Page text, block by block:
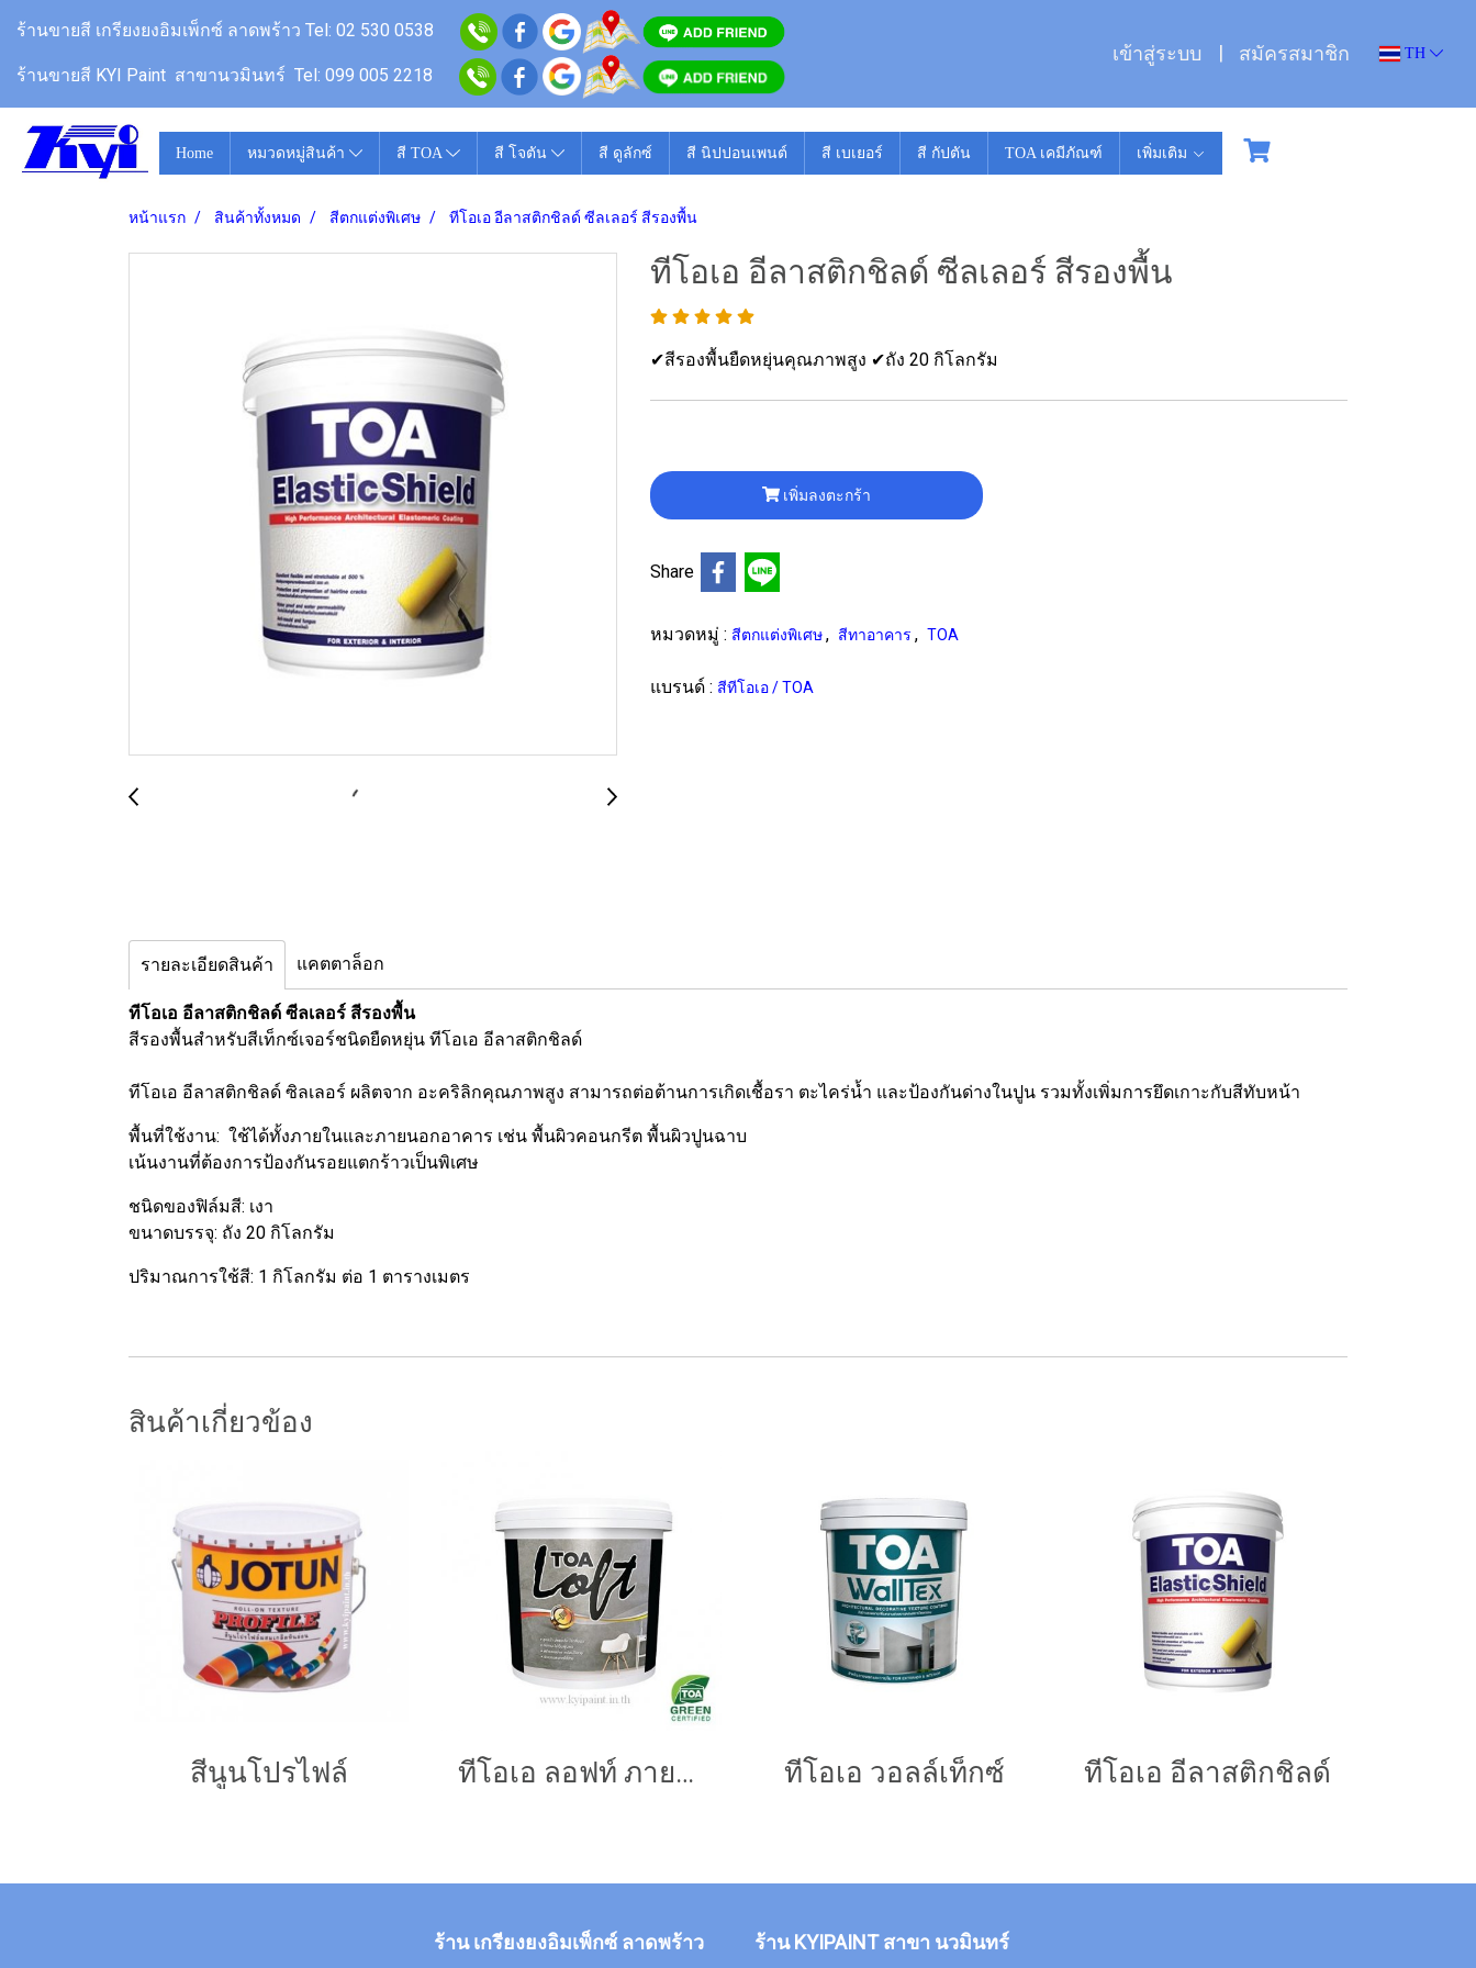
ร้านขายสี เกรียงยงอิมเพ็กซ์ ลาดพร้าว Tel: 02 530 0538
ร้านขายสี KYI Paint สาขานวมินทร์ Tel: 099 005 2218
เข้าสู่ระบบ สมัครสมาชิก TH
Home หมวดหมู่สินค้า สี TOA สี โจตัน สี ดูลักซ์ สี นิปปอนเพนต์ สี เบเยอร์ สี กัปตัน TOA เคมีภัณฑ์ เพิ่มเติม
หน้าแรก สินค้าทั้งหมด สีตกแต่งพิเศษ ทีโอเอ อีลาสติกชิลด์ ซีลเลอร์ สีรองพื้น
ทีโอเอ อีลาสติกชิลด์ ซีลเลอร์ สีรองพื้น
✔สีรองพื้นยืดหยุ่นคุณภาพสูง ✔ถัง 20 กิโลกรัม
เพิ่มลงตะกร้า
Share
หมวดหมู่ : สีตกแต่งพิเศษ, สีทาอาคาร , TOA
แบรนด์ : สีทีโอเอ / TOA
รายละเอียดสินค้า แคตตาล็อก
ทีโอเอ อีลาสติกชิลด์ ซีลเลอร์ สีรองพื้น
สีรองพื้นสำหรับสีเท็กซ์เจอร์ชนิดยืดหยุ่น ทีโอเอ อีลาสติกชิลด์
ทีโอเอ อีลาสติกชิลด์ ซิลเลอร์ ผลิตจาก อะคริลิกคุณภาพสูง สามารถต่อต้านการเกิดเชื้อรา ตะไคร่น้ำ และป้องกันด่างในปูน รวมทั้งเพิ่มการยึดเกาะกับสีทับหน้า
พื้นที่ใช้งาน: ใช้ได้ทั้งภายในและภายนอกอาคาร เช่น พื้นผิวคอนกรีต พื้นผิวปูนฉาบ
เน้นงานที่ต้องการป้องกันรอยแตกร้าวเป็นพิเศษ
ชนิดของฟิล์มสี: เงา
ขนาดบรรจุ: ถัง 20 กิโลกรัม
ปริมาณการใช้สี: 1 กิโลกรัม ต่อ 1 ตารางเมตร
สินค้าเกี่ยวข้อง
สีนูนโปรไฟล์ ทีโอเอ ลอฟท์ ภายนอก ทีโอเอ วอลล์เท็กซ์ ทีโอเอ อีลาสติกชิลด์
ร้าน เกรียงยงอิมเพ็กซ์ ลาดพร้าว ร้าน KYIPAINT สาขา นวมินทร์